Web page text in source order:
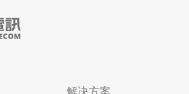
解决方案